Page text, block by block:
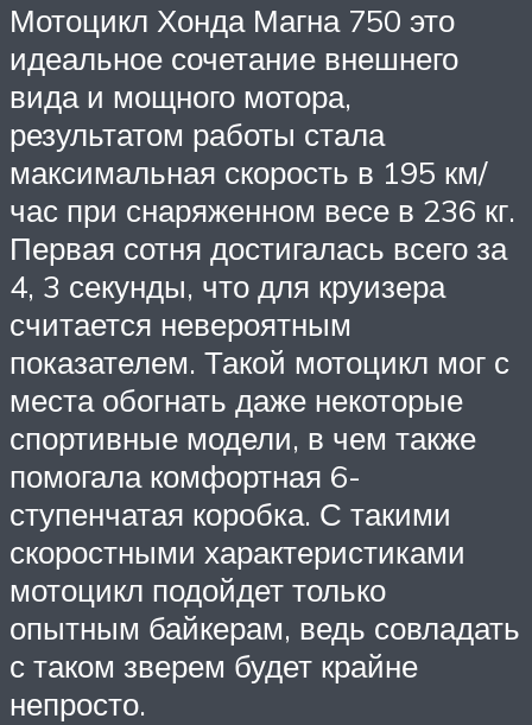
Мотоцикл Хонда Магна 750 это
идеальное сочетание внешнего
вида и мощного мотора,
результатом работы стала
максимальная скорость в 195 км/
час при снаряженном весе в 236 кг.
Первая сотня достигалась всего за
4, 3 секунды, что для круизера
считается невероятным
показателем. Такой мотоцикл мог с
места обогнать даже некоторые
спортивные модели, в чем также
помогала комфортная 6-
ступенчатая коробка. С такими
скоростными характеристиками
мотоцикл подойдет только
опытным байкерам, ведь совладать
с таком зверем будет крайне
непросто.